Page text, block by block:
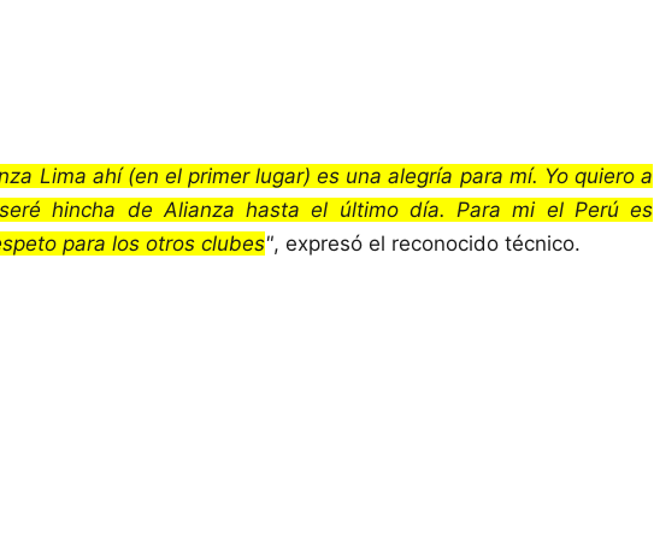
Lima ahí (en el primer lugar) es una alegría para mí. Yo quiero a
hincha de Alianza hasta el último día. Para mi el Perú es
para los otros clubes", expresó el reconocido técnico.